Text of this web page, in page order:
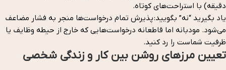
دقیقه) با استراحت‌های کوتاه.
یاد بگیرید “نه” بگویید: پذیرش تمام درخواست‌ها منجر به فشار مضاعف
می‌شود. مودبانه اما قاطعانه درخواست‌هایی که خارج از حیطه وظایف یا
ظرفیت شماست را رد کنید.
تعیین مرزهای روشن بین کار و زندگی شخصی